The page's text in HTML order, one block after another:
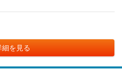
細を見る